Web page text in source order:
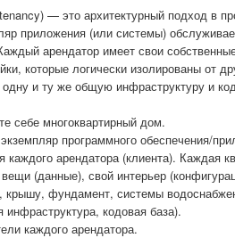
— это архитектурный подход в
приложения (или системы)
арендатор имеет свои
которые логически изолированы от
и ту же общую инфраструктуру и
себе многоквартирный дом.
программного обеспечения/
арендатора (клиента). Каждая
(данные), свой интерьер
крышу, фундамент, системы
кодовая база).
каждого арендатора.